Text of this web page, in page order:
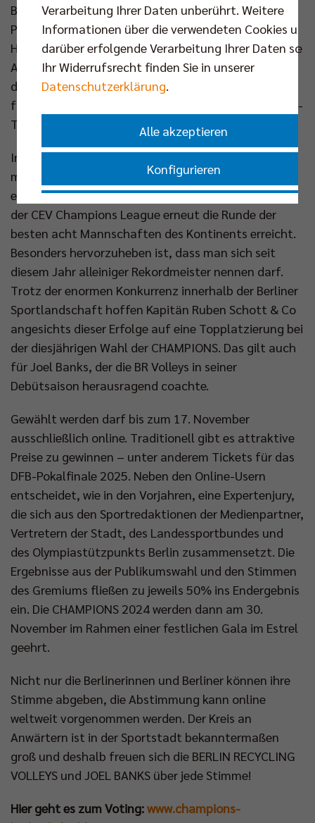
Bei dem beliebten und prestigeträchtigen
Publikumspreis durften sich die
Hauptstadtvolleyballer immer wieder über großartige
Auszeichnungen für die kontinuierlich gute Arbeit
des Vereins und die daraus resultierenden Erfolge
freuen. Im Vorjahr belegten die Mannschaft sowie Ex-
Trainer Cedric Enard den Bronzerang.
In der Saison 23/24 verteidigte das BR Volleys Team
mit der Meisterschaft, dem Pokal und dem Ligacup
erstmals alle drei nationalen Titel. Zudem wurde in
der CEV Champions League erneut die Runde der
besten acht Mannschaften des Kontinents erreicht.
Besonders hervorzuheben ist, dass man sich seit
diesem Jahr alleiniger Rekordmeister nennen darf.
Trotz der enormen Konkurrenz innerhalb der Berliner
Sportlandschaft hoffen Kapitän Ruben Schott & Co
angesichts dieser Erfolge auf eine Topplatzierung bei
der diesjährigen Wahl der CHAMPIONS. Das gilt auch
für Joel Banks, der die BR Volleys in seiner
Debütsaison herausragend coachte.
Gewählt werden darf bis zum 17. November
ausschließlich online. Traditionell gibt es attraktive
Preise zu gewinnen – unter anderem Tickets für das
DFB-Pokalfinale 2025. Neben den Online-Usern
entscheidet, wie in den Vorjahren, eine Expertenjury,
die sich aus den Sportredaktionen der Medienpartner,
Vertretern der Stadt, des Landessportbundes und
des Olympiastützpunkts Berlin zusammensetzt. Die
Ergebnisse aus der Publikumswahl und den Stimmen
des Gremiums fließen zu jeweils 50% ins Endergebnis
ein. Die CHAMPIONS 2024 werden dann am 30.
November im Rahmen einer festlichen Gala im Estrel
geehrt.
Nicht nur die Berlinerinnen und Berliner können ihre
Stimme abgeben, die Abstimmung kann online
weltweit vorgenommen werden. Der Kreis an
Anwärtern ist in der Sportstadt bekanntermaßen
groß und deshalb freuen sich die BERLIN RECYCLING
VOLLEYS und JOEL BANKS über jede Stimme!
Hier geht es zum Voting:www.champions-
Verarbeitung Ihrer Daten unberührt. Weitere
Informationen über die verwendeten Cookies und
darüber erfolgende Verarbeitung Ihrer Daten
Ihr Widerrufsrecht finden Sie in unserer
Datenschutzerklärung.
Alle akzeptieren
Konfigurieren
Nur essenzielle Cookies akzeptieren
Impressum| Datenschutzerklärung